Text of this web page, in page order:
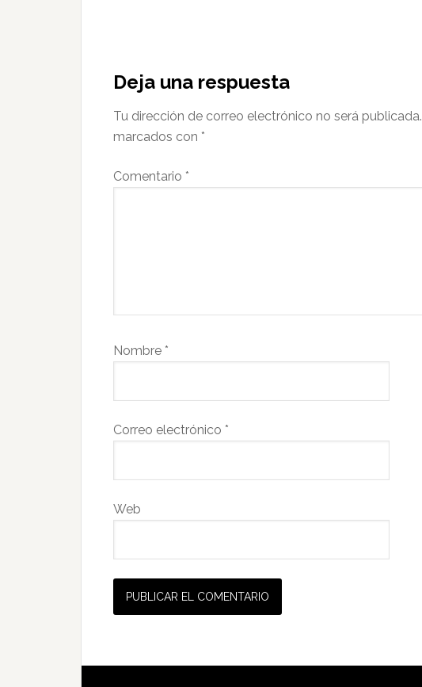
con
lectores
Deja una respuesta
Tu dirección de correo electrónico no será publicada.
marcados con *
Comentario *
Nombre *
Correo electrónico *
Web